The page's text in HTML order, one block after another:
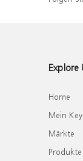
Explore
Home
Mein
Märkte
Produkte